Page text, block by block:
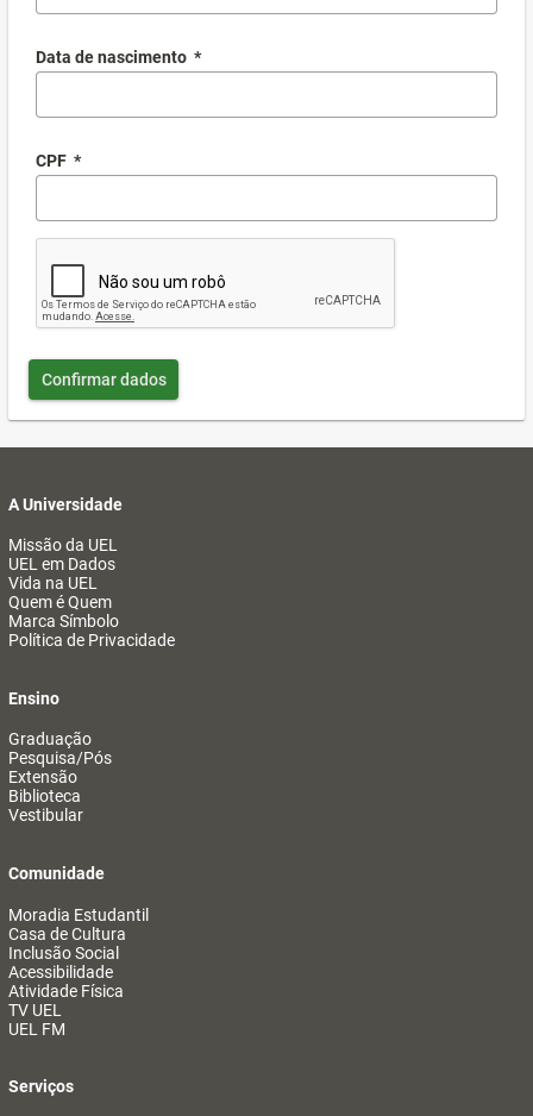
Data de nascimento *
CPF *
Confirmar dados
A Universidade
Missão da UEL
UEL em Dados
Vida na UEL
Quem é Quem
Marca Símbolo
Política de Privacidade
Ensino
Graduação
Pesquisa/Pós
Extensão
Biblioteca
Vestibular
Comunidade
Moradia Estudantil
Casa de Cultura
Inclusão Social
Acessibilidade
Atividade Física
TV UEL
UEL FM
Serviços